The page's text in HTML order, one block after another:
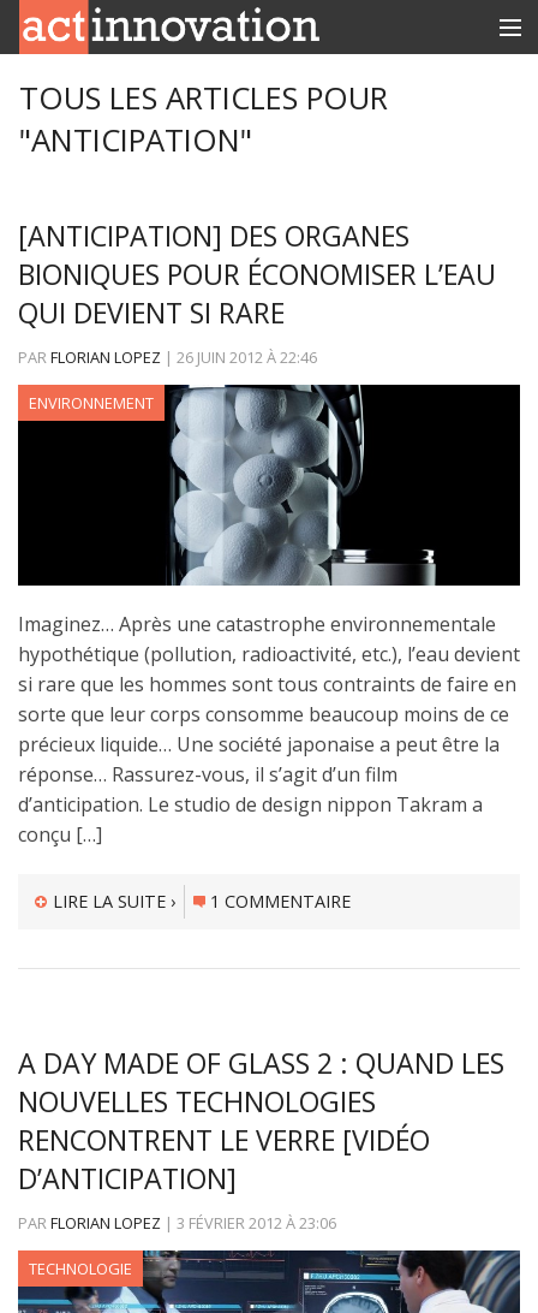
INNOBOX
TOUS LES ARTICLES POUR
"ANTICIPATION"
[ANTICIPATION] DES ORGANES
BIONIQUES POUR ÉCONOMISER L’EAU
QUI DEVIENT SI RARE
PARFLORIAN LOPEZ | 26 JUIN 2012À22:46
ENVIRONNEMENT
Imaginez… Après une catastrophe environnementale
hypothétique (pollution, radioactivité, etc.), l’eau devient
si rare que les hommes sont tous contraints de faire en
sorte que leur corps consomme beaucoup moins de ce
précieux liquide… Une société japonaise a peut être la
réponse… Rassurez-vous, il s’agit d’un film
d’anticipation. Le studio de design nippon Takram a
conçu […]
LIRE LA SUITE › 1 COMMENTAIRE
A DAY MADE OF GLASS 2 : QUAND LES
NOUVELLES TECHNOLOGIES
RENCONTRENT LE VERRE [VIDÉO
D’ANTICIPATION]
PARFLORIAN LOPEZ | 3 FÉVRIER 2012À23:06
TECHNOLOGIE